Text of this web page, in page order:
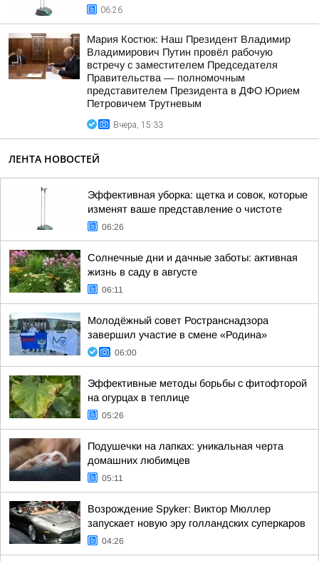
06:26
Мария Костюк: Наш Президент Владимир
Владимирович Путин провёл рабочую
встречу с заместителем Председателя
Правительства — полномочным
представителем Президента в ДФО Юрием
Петровичем Трутневым
Вчера, 15:33
ЛЕНТА НОВОСТЕЙ
Эффективная уборка: щетка и совок, которые
изменят ваше представление о чистоте
06:26
Солнечные дни и дачные заботы: активная
жизнь в саду в августе
06:11
Молодёжный совет Ространснадзора
завершил участие в смене «Родина»
06:00
Эффективные методы борьбы с фитофторой
на огурцах в теплице
05:26
Подушечки на лапках: уникальная черта
домашних любимцев
05:11
Возрождение Spyker: Виктор Мюллер
запускает новую эру голландских суперкаров
04:26